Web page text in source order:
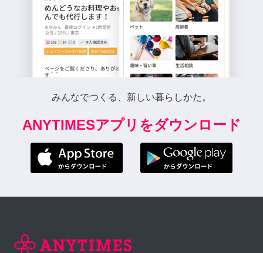
みんなでつくる、新しい暮らしかた。
ANYTIMESアプリをダウンロード